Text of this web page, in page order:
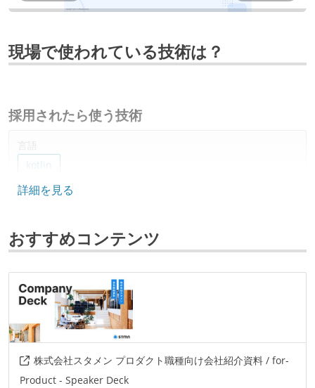
現場で使われている技術は？
採用されたら使う技術
言語
kotlin
フレームワーク
プロジェクト管理
github
backlog
情報共有ツール
slack
notion
AIツール
devin
詳細を見る
おすすめコンテンツ
株式会社スタメン プロダクト職種向け会社紹介資料 / for-
Product - Speaker Deck